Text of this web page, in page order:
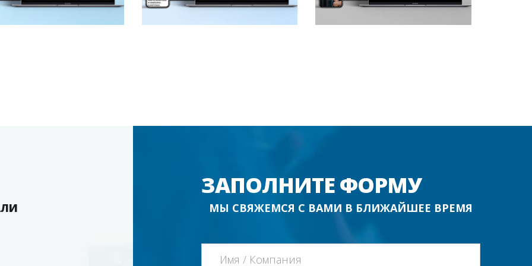
ЗАПОЛНИТЕ ФОРМУ
МЫ СВЯЖЕМСЯ С ВАМИ В БЛИЖАЙШЕЕ ВРЕМЯ